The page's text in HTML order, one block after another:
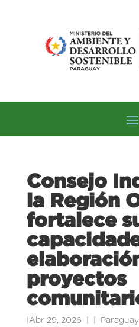
Consejo
la Región
fortalece
proyectos
Abr 29, 2026